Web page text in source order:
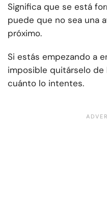
Significa que se está
puede que no sea una
próximo.
Si estás empezando a
imposible quitárselo de
cuánto lo intentes.